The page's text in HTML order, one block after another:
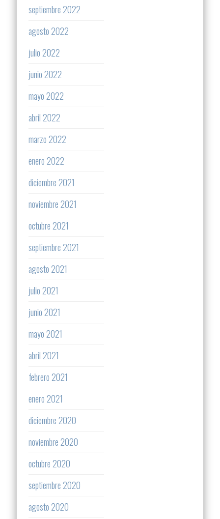
septiembre 2022
agosto 2022
julio 2022
junio 2022
mayo 2022
abril 2022
marzo 2022
enero 2022
diciembre 2021
noviembre 2021
octubre 2021
septiembre 2021
agosto 2021
julio 2021
junio 2021
mayo 2021
abril 2021
febrero 2021
enero 2021
diciembre 2020
noviembre 2020
octubre 2020
septiembre 2020
agosto 2020